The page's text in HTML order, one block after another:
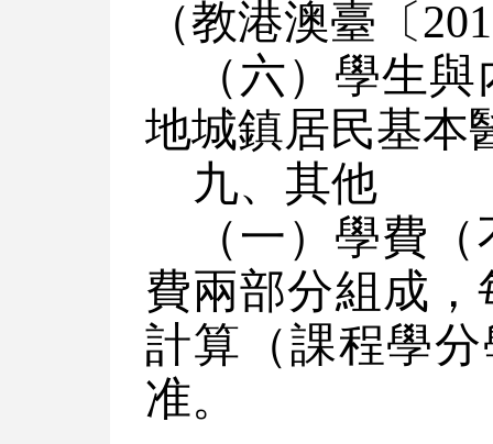
（教港澳臺〔
（六）學生
地城鎮居民基本
九、其他
（一）學費
費兩部分組成
計算（課程學
准。